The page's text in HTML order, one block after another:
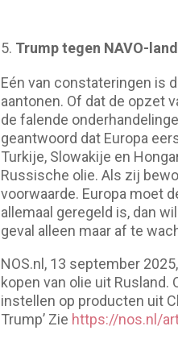
Trump tegen NAVO-
Eén van constateringen is
aantonen. Of dat de opzet
de falende
geantwoord dat Europa
Turkije, Slowakije en
Russische olie. Als zij
voorwaarde. Europa moet
allemaal geregeld is, dan
geval alleen maar af te
NOS.nl, 13 september
kopen van olie uit
instellen op producten uit
Trump’ Zie https://nos.nl/